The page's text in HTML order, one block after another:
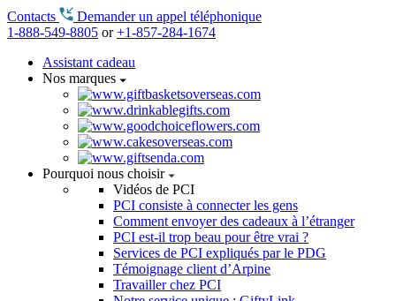
Contacts
Demander un appel téléphonique
1-888-549-8805 or+1-857-284-1674
Assistant cadeau
Nos marques
Pourquoi nous choisir
Vidéos de PCI
PCI consiste à connecter les gens
Comment envoyer des cadeaux à l’étranger
PCI est-il trop beau pour être vrai ?
Services de PCI expliqués par le PDG
Témoignage client d’Arpine
Travailler chez PCI